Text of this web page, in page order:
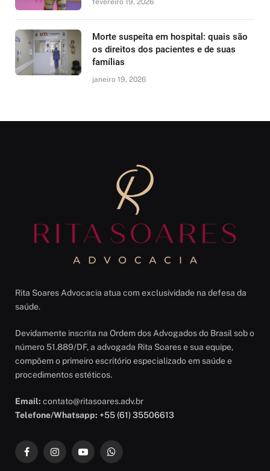
Morte suspeita em hospital: quais são
os direitos dos pacientes e de suas
famílias
janeiro 19, 2026
Rita Soares Advocacia atua com exclusividade na defesa da
saúde.
Devidamente inscrita na Ordem dos Advogados do Brasil sob o
número 51.889/DF, a advogada Rita Soares e sua equipe,
compõem o primeiro escritório especializado em saúde e
procedimentos estéticos.
Email: contato@ritasoares.adv.br
Telefone/Whatsapp: +55 (61) 35506613
FacebookInstagramYouTubeWhatsApp